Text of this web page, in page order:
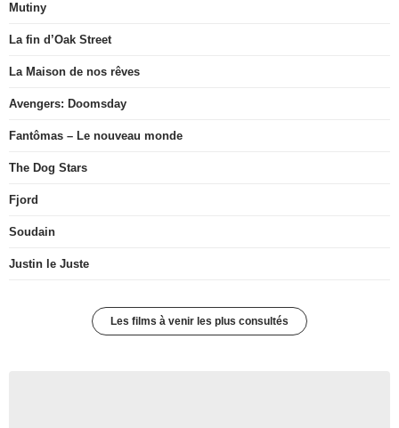
Mutiny
La fin d’Oak Street
La Maison de nos rêves
Avengers: Doomsday
Fantômas – Le nouveau monde
The Dog Stars
Fjord
Soudain
Justin le Juste
Les films à venir les plus consultés